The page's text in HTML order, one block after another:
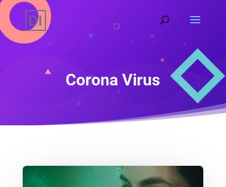
Corona Virus